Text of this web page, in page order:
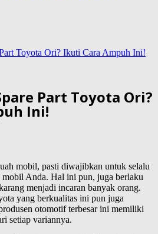
Toyota Ori? Ikuti Cara Ampuh Ini!
Part Toyota Ori?
Ini!
mobil, pasti diwajibkan untuk selalu
mobil Anda. Hal ini pun, juga berlaku
menjadi incaran banyak orang.
yang berkualitas ini pun juga
otomotif terbesar ini memiliki
setiap variannya.